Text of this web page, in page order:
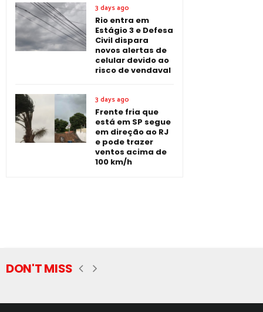
3 days ago
Rio entra em
Estágio 3 e Defesa
Civil dispara
novos alertas de
celular devido ao
risco de vendaval
3 days ago
Frente fria que
está em SP segue
em direção ao RJ
e pode trazer
ventos acima de
100 km/h
DON'T MISS